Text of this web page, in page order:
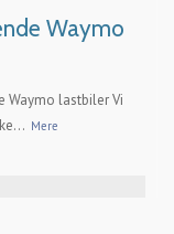
Waymo
Waymo lastbiler Vi
Mere